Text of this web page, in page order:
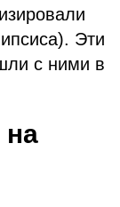
Эти
с ними в